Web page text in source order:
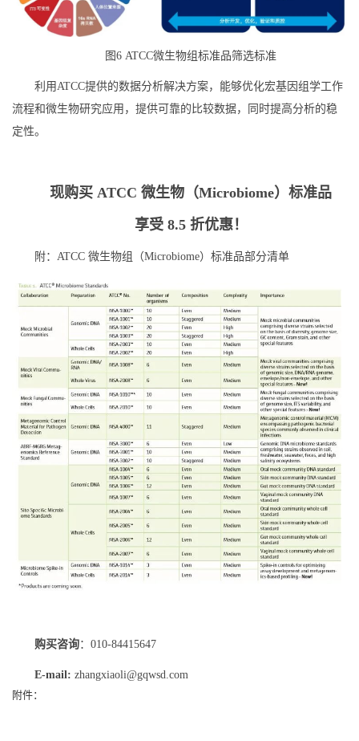
图6 ATCC微生物组标准品筛选标准
利用ATCC提供的数据分析解决方案，能够优化宏基因组学工作
流程和微生物研究应用，提供可靠的比较数据，同时提高分析的稳
定性。
现购买 ATCC 微生物（Microbiome）标准品
享受 8.5 折优惠！
附：ATCC 微生物组（Microbiome）标准品部分清单
购买咨询：010-84415647
E-mail: zhangxiaoli@gqwsd.com
附件：